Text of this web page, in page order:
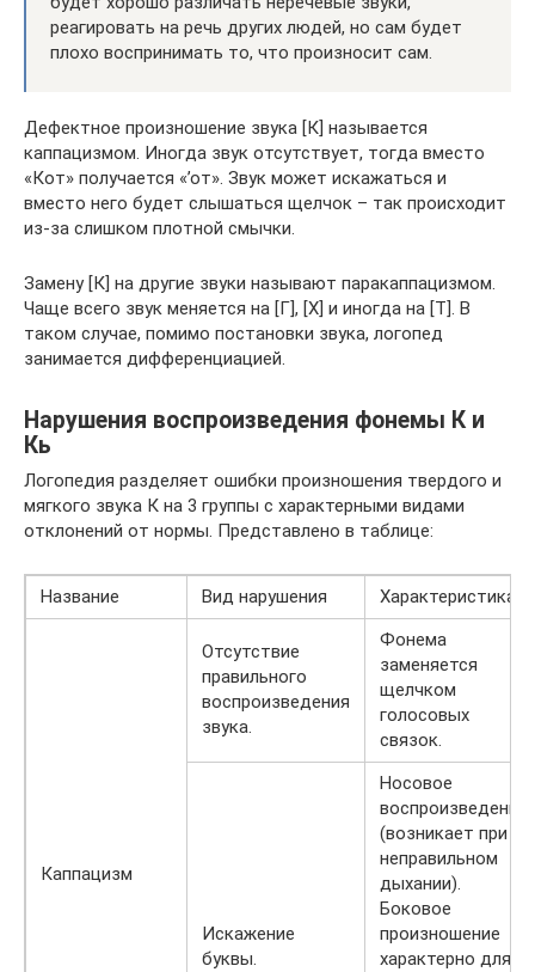
реагировать на речь других людей, но сам будет
плохо воспринимать то, что произносит сам.
Дефектное произношение звука [К] называется
каппацизмом. Иногда звук отсутствует, тогда вместо
«Кот» получается «’от». Звук может искажаться и
вместо него будет слышаться щелчок – так происходит
из-за слишком плотной смычки.
Замену [К] на другие звуки называют паракаппацизмом.
Чаще всего звук меняется на [Г], [Х] и иногда на [Т]. В
таком случае, помимо постановки звука, логопед
занимается дифференциацией.
Нарушения воспроизведения фонемы К и
Кь
Логопедия разделяет ошибки произношения твердого и
мягкого звука К на 3 группы с характерными видами
отклонений от нормы. Представлено в таблице:
Название Вид нарушения Характеристика
Каппацизм
Отсутствие
правильного
воспроизведения
звука.
Фонема
заменяется
щелчком
голосовых
связок.
Искажение
буквы.
Носовое
воспроизведение
(возникает при
неправильном
дыхании).
Боковое
произношение
характерно для